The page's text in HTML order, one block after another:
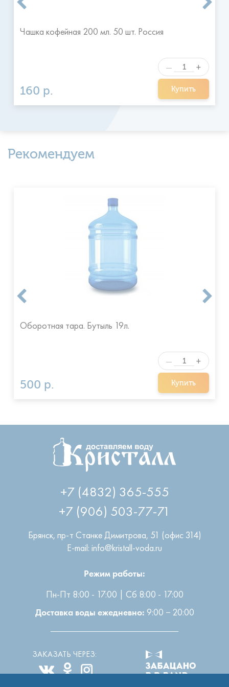
Чашка кофейная 200 мл. 50 шт. Россия
160 р. Купить
— +
Рекомендуем
Оборотная тара. Бутыль 19л.
500 р. Купить
— +
+7 (4832) 365-555
+7 (906) 503-77-71
Брянск
пр-т Станке Димитрова, 51 (офис 314)
E-mail: info@kristall-voda.ru
Режим работы:
Пн-Пт 8:00 - 17:00 | Сб 8:00 - 17:00
Доставка воды ежедневно: 9:00 − 20:00
ЗАКАЗАТЬ ЧЕРЕЗ: